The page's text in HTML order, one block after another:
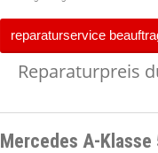
reparaturservice
Reparaturpreis
Mercedes A-Klasse